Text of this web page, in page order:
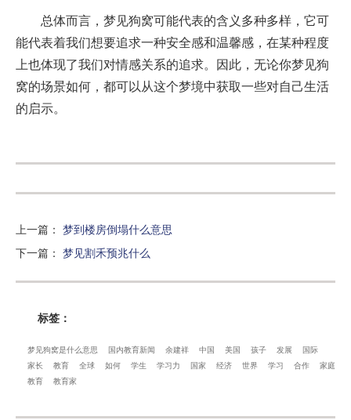
总体而言，梦见狗窝可能代表的含义多种多样，它可
能代表着我们想要追求一种安全感和温馨感，在某种程度
上也体现了我们对情感关系的追求。因此，无论你梦见狗
窝的场景如何，都可以从这个梦境中获取一些对自己生活
的启示。
上一篇 ： 梦到楼房倒塌什么意思
下一篇 ： 梦见割禾预兆什么
标签：
梦见狗窝是什么意思 国内教育新闻 余建祥 中国 美国 孩子 发展
国际
家长
教育 全球 如何 学生 学习力 国家 经济 世界 学习 合作
家庭
教育
教育家